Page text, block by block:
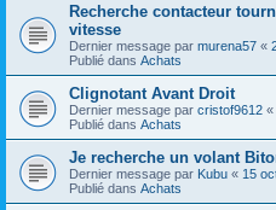
Recherche contacteur
vitesse
Dernier message par murena57 «
Publié dans Achats
Clignotant Avant Droit
Dernier message par cristof9612 «
Publié dans Achats
Je recherche un volant
Dernier message par Kubu « 15
Publié dans Achats